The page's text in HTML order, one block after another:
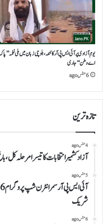
یومِ آزادی پر آئی ایس پی آر کا تحفہ، بلوچی زبان میں ملی نغمہ
اے وطن‘‘ جاری
6 منٹس ago
تازہ ترین
4 منٹس ago
آزاد کشمیر انتخابات کا تیسرا مرحلہ کل، باغ اور حویلی کی 4
5 منٹس ago
شریک
6 منٹس ago